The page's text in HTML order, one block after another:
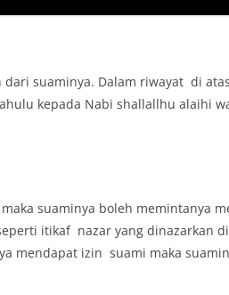
suaminya. Dalam riwayat di
kepada Nabi shallallhu alaihi
suaminya boleh memintanya
itikaf nazar yang dinazarkan
mendapat izin suami maka